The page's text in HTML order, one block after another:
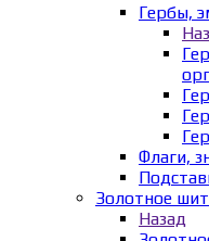
Гербы,
Флаги,
Золотное
Назад